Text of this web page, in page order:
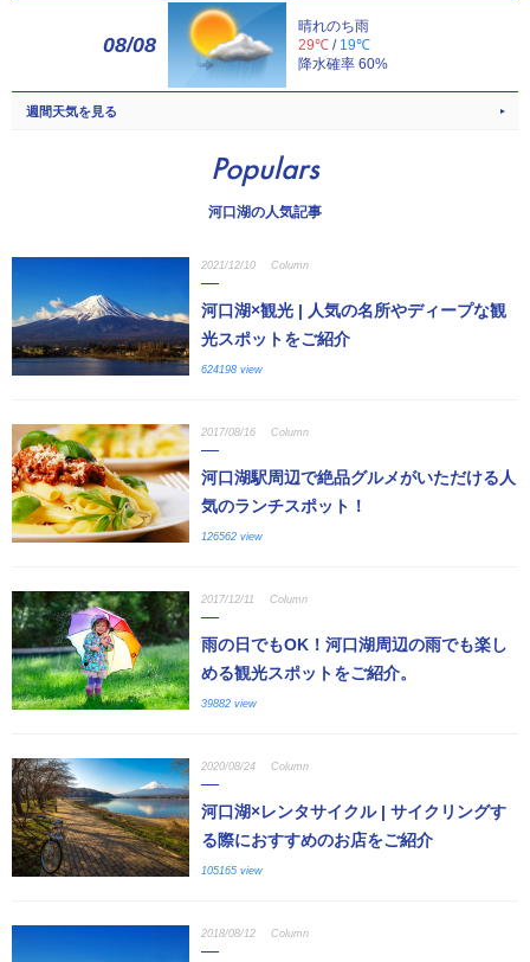
08/08
晴れのち雨
29℃ / 19℃
降水確率 60%
週間天気を見る
Populars
河口湖の人気記事
2021/12/10 Column
河口湖×観光 | 人気の名所やディープな観
光スポットをご紹介
624198 view
2017/08/16 Column
河口湖駅周辺で絶品グルメがいただける人
気のランチスポット！
126562 view
2017/12/11 Column
雨の日でもOK！河口湖周辺の雨でも楽し
める観光スポットをご紹介。
39882 view
2020/08/24 Column
河口湖×レンタサイクル | サイクリングす
る際におすすめのお店をご紹介
105165 view
2018/08/12 Column